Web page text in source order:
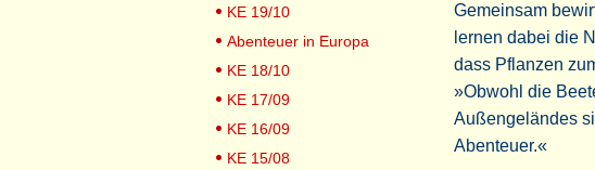
Gemeinsam
lernen dabei die
dass Pflanzen
»Obwohl die
Außengeländes
Abenteuer.«
KE 19/10
Abenteuer in Europa
KE 18/10
KE 17/09
KE 16/09
KE 15/08